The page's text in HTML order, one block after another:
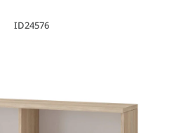
ID24576